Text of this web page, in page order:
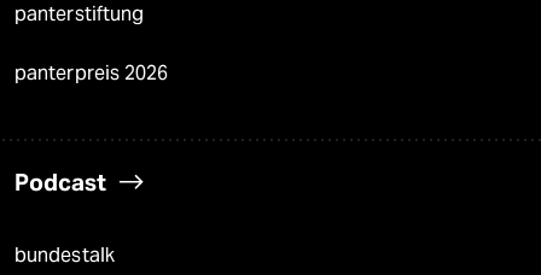
panterstiftung
panterpreis 2026
Podcast
bundestalk